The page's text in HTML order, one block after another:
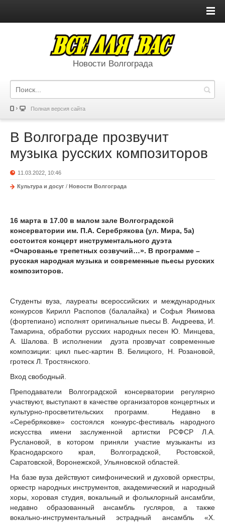
Новости Волгограда
Полная версия сайта
В Волгограде прозвучит
музыка русских композиторов
11.03.2022, 10:46
Культура и досуг / Новости Волгограда
16 марта в 17.00 в малом зале Волгоградской
консерватории им. П.А. Серебрякова (ул. Мира, 5а)
состоится концерт инструментального дуэта
«Очарованье трепетных созвучий…». В программе –
русская народная музыка и современные пьесы русских
композиторов.
Студенты вуза, лауреаты всероссийских и международных
конкурсов Кирилл Распопов (балалайка) и Софья Якимова
(фортепиано) исполнят оригинальные пьесы В. Андреева, И.
Тамарина, обработки русских народных песен Ю. Минцева,
А. Шалова. В исполнении дуэта прозвучат современные
композиции: цикл пьес-картин В. Белицкого, Н. Розановой,
гротеск Л. Тростянского.
Вход свободный.
Преподаватели Волгоградской консерватории регулярно
участвуют, выступают в качестве организаторов концертных и
культурно-просветительских программ. Недавно в
«Серебряковке» состоялся конкурс-фестиваль народного
искусства имени заслуженной артистки РСФСР Л.А.
Руслановой, в котором приняли участие музыканты из
Краснодарского края, Волгоградской, Ростовской,
Саратовской, Воронежской, Ульяновской областей.
На базе вуза действуют симфонический и духовой оркестры,
оркестр народных инструментов, академический и народный
хоры, хоровая студия, вокальный и фольклорный ансамбли,
недавно образованный ансамбль гусляров, а также
вокально-инструментальный эстрадный ансамбль «Х.